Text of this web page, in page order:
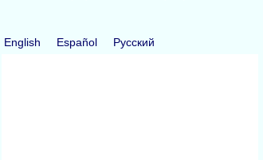
English Español Русский